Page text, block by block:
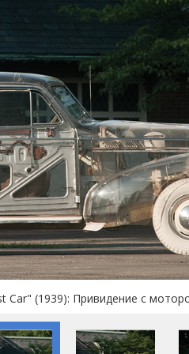
Car" (1939): Привидение с